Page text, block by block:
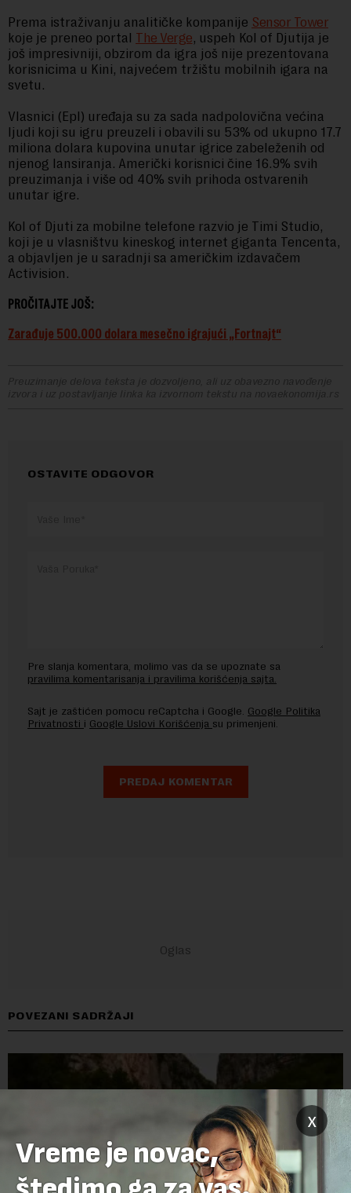
Prema istraživanju analitičke kompanije Sensor Tower
koje je preneo portal The Verge, uspeh Kol of Djutija je
još impresivniji, obzirom da igra još nije prezentovana
korisnicima u Kini, najvećem tržištu mobilnih igara na
svetu.
Vlasnici (Epl) uređaja su za sada nadpolovična većina
ljudi koji su igru preuzeli i obavili su 53% od ukupno 17.7
miliona dolara kupovina unutar igrice zabeleženih od
njenog lansiranja. Američki korisnici čine 16.9% svih
preuzimanja i više od 40% svih prihoda ostvarenih
unutar igre.
Kol of Djuti za mobilne telefone razvio je Timi Studio,
koji je u vlasništvu kineskog internet giganta Tencenta,
a objavljen je u saradnji sa američkim izdavačem
Activision.
PROČITAJTE JOŠ:
Zarađuje 500.000 dolara mesečno igrajući „Fortnajt“
Preuzimanje delova teksta je dozvoljeno, ali uz obavezno navođenje
izvora i uz postavljanje linka ka izvornom tekstu na novaekonomija.rs
OSTAVITE ODGOVOR
Pre slanja komentara, molimo vas da se upoznate sa
pravilima komentarisanja i pravilima korišćenja sajta.
Sajt je zaštićen pomocu reCaptcha i Google. Google Politika
Privatnosti i Google Uslovi Korišćenja su primenjeni.
POVEZANI SADRŽAJI
x
Vreme je novac,